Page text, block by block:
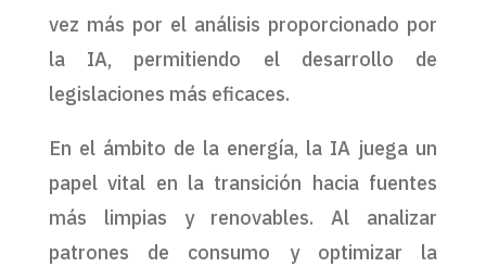
vez más por el análisis proporcionado por
la IA, permitiendo el desarrollo de
legislaciones más eficaces.
En el ámbito de la energía, la IA juega un
papel vital en la transición hacia fuentes
más limpias y renovables. Al analizar
patrones de consumo y optimizar la